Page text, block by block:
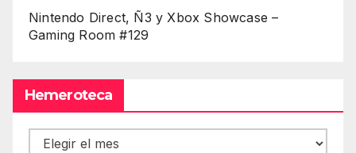
Nintendo Direct, Ñ3 y Xbox Showcase –
Gaming Room #129
Hemeroteca
Hemeroteca